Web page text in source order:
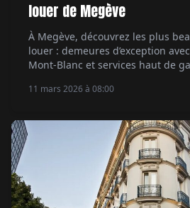
louer de Megève
À Megève, découvrez les plus
louer : demeures d’exception
Mont-Blanc et services haut de
11 mars 2026 à 08:00